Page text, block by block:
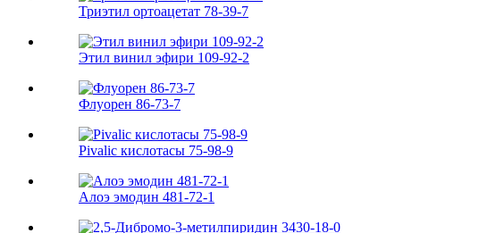
Триэтил ортоацетат 78-39-7
Этил винил эфири 109-92-2
Флуорен 86-73-7
Pivalic кислотасы 75-98-9
Алоэ эмодин 481-72-1